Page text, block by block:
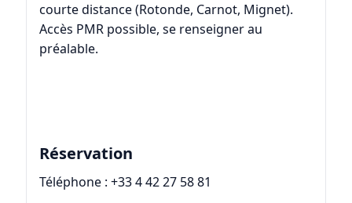
courte distance (Rotonde, Carnot, Mignet).
Accès PMR possible, se renseigner au
préalable.
Réservation
Téléphone : +33 4 42 27 58 81